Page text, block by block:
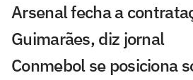
Arsenal fecha a
Guimarães, diz jornal
Conmebol se posiciona